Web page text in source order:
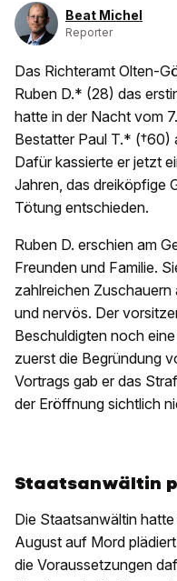
Beat Michel
Reporter
Das Richteramt Olten-
Ruben D.* (28) das
hatte in der Nacht vom
Bestatter Paul T.* (†60)
Dafür kassierte er jetzt
Jahren, das dreiköpfige
Tötung entschieden.
Ruben D. erschien am
Freunden und Familie.
zahlreichen Zuschauern
und nervös. Der
Beschuldigten noch
zuerst die Begründung
Vortrags gab er das
der Eröffnung sichtlich
Staatsanwältin
Die Staatsanwältin
August auf Mord
die Voraussetzungen